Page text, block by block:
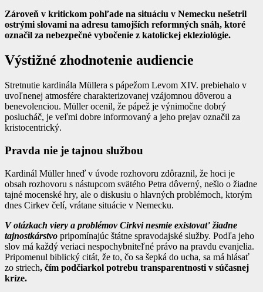
Zároveň v kritickom pohľade na situáciu v Nemecku nešetril
ostrými slovami na adresu tamojších reformných snáh, ktoré
označil za nebezpečné vybočenie z katolíckej ekleziológie.
Výstižné zhodnotenie audiencie
Stretnutie kardinála Müllera s pápežom Levom XIV. prebiehalo v
uvoľnenej atmosfére charakterizovanej vzájomnou dôverou a
benevolenciou. Müller ocenil, že pápež je výnimočne dobrý
poslucháč, je veľmi dobre informovaný a jeho prejav označil za
kristocentrický.
Pravda nie je tajnou službou
Kardinál Müller hneď v úvode rozhovoru zdôraznil, že hoci je
obsah rozhovoru s nástupcom svätého Petra dôverný, nešlo o žiadne
tajné mocenské hry, ale o diskusiu o hlavných problémoch, ktorým
dnes Cirkev čelí, vrátane situácie v Nemecku.
Votázkach viery a problémov Cirkvi nesmie existovať žiadne
tajnostkárstvo pripomínajúc štátne spravodajské služby. Podľa jeho
slov má každý veriaci nespochybniteľné právo na pravdu evanjelia.
Pripomenul biblický citát, že to, čo sa šepká do ucha, sa má hlásať
zo striech, čím podčiarkol potrebu transparentnosti v súčasnej
kríze.